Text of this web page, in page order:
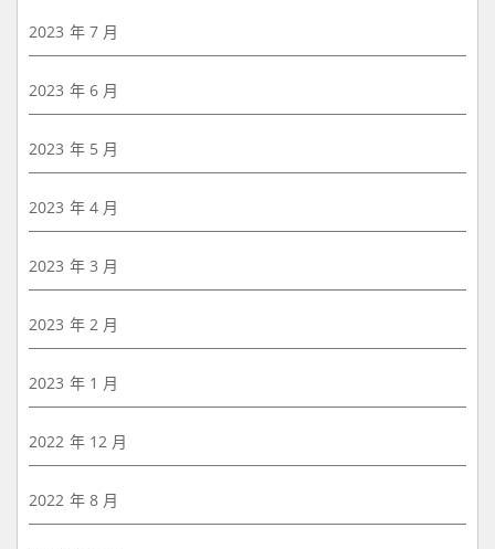
2023 年 7 月
2023 年 6 月
2023 年 5 月
2023 年 4 月
2023 年 3 月
2023 年 2 月
2023 年 1 月
2022 年 12 月
2022 年 8 月